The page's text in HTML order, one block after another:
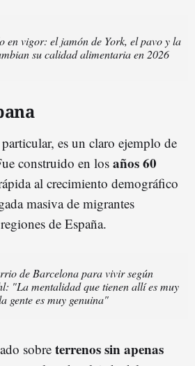
en vigor: el jamón de York, el pavo y la
su calidad alimentaria en 2026
es un claro ejemplo de
construido en los años 60
al crecimiento demográfico
masiva de migrantes
de España.
de Barcelona para vivir según
"La mentalidad que tienen allí es muy
gente es muy genuina"
sobreterrenos sin apenas